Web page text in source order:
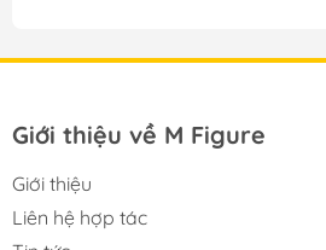
Giới thiệu về M Figure
Giới thiệu
Liên hệ hợp tác